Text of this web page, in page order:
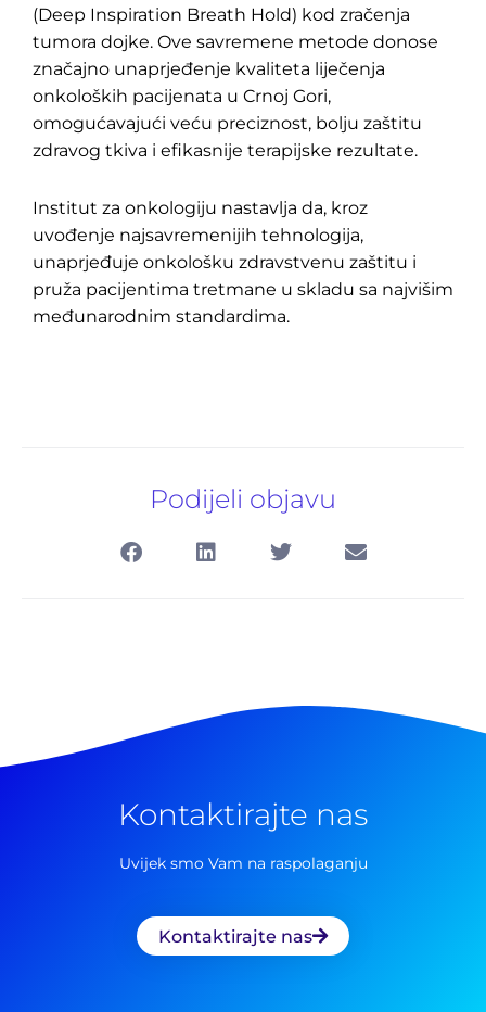
(Deep Inspiration Breath Hold) kod zračenja
tumora dojke. Ove savremene metode donose
značajno unaprjeđenje kvaliteta liječenja
onkoloških pacijenata u Crnoj Gori,
omogućavajući veću preciznost, bolju zaštitu
zdravog tkiva i efikasnije terapijske rezultate.
Institut za onkologiju nastavlja da, kroz
uvođenje najsavremenijih tehnologija,
unaprjeđuje onkološku zdravstvenu zaštitu i
pruža pacijentima tretmane u skladu sa najvišim
međunarodnim standardima.
Podijeli objavu
Kontaktirajte nas
Uvijek smo Vam na raspolaganju
Kontaktirajte nas